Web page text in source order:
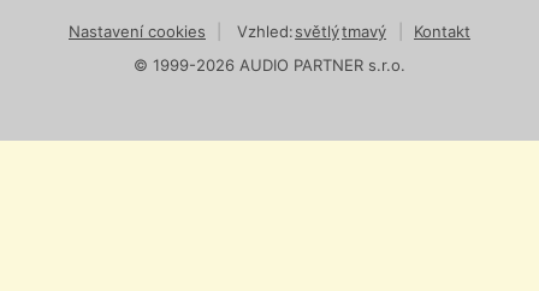
Nastavení cookies Vzhled:světlýtmavý
Kontakt
© 1999-2026 AUDIO PARTNER s.r.o.